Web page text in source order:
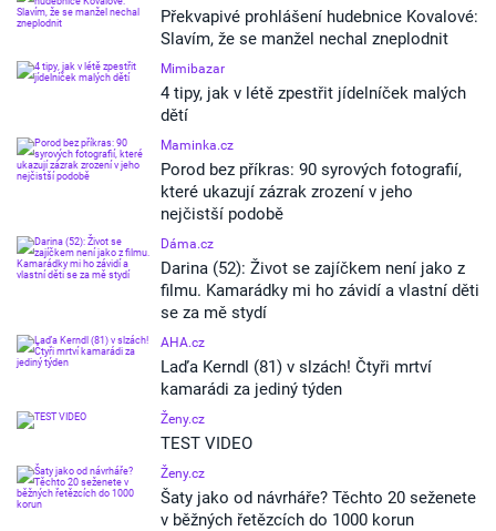
Překvapivé prohlášení hudebnice Kovalové:
Slavím, že se manžel nechal zneplodnit
Mimibazar
4 tipy, jak v létě zpestřit jídelníček malých
dětí
Maminka.cz
Porod bez příkras: 90 syrových fotografií,
které ukazují zázrak zrození v jeho
nejčistší podobě
Dáma.cz
Darina (52): Život se zajíčkem není jako z
filmu. Kamarádky mi ho závidí a vlastní děti
se za mě stydí
AHA.cz
Laďa Kerndl (81) v slzách! Čtyři mrtví
kamarádi za jediný týden
Ženy.cz
TEST VIDEO
Ženy.cz
Šaty jako od návrháře? Těchto 20 seženete
v běžných řetězcích do 1000 korun